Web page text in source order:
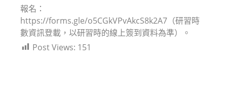
報名：
https://forms.gle/o5CGkVPvAkcS8k2A7（研習時
數資訊登載，以研習時的線上簽到資料為準）。
Post Views: 151